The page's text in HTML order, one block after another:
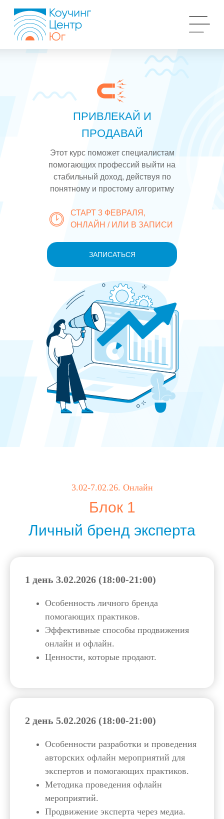
ПРИВЛЕКАЙ И
ПРОДАВАЙ
Этот курс поможет специалистам
помогающих профессий выйти на
стабильный доход, действуя по
понятному и простому алгоритму
ЗАПИСАТЬСЯ
СТАРТ 3 ФЕВРАЛЯ,
ОНЛАЙН / ИЛИ В ЗАПИСИ
3.02-7.02.26. Онлайн
Блок 1
Личный бренд эксперта
1 день 3.02.2026 (18:00-21:00)
Особенность личного бренда
помогающих практиков.
Эффективные способы продвижения
онлайн и офлайн.
Ценности, которые продают.
2 день 5.02.2026 (18:00-21:00)
Особенности разработки и проведения
авторских офлайн мероприятий для
экспертов и помогающих практиков.
Методика проведения офлайн
мероприятий.
Продвижение эксперта через медиа.